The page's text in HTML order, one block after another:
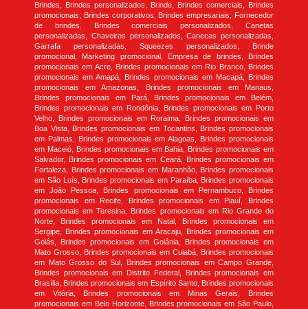
Brindes, Brindes personalizados, Brinde, Brindes comerciais, Brindes
promocionais, Brindes corporativos, Brindes empresariais, Fornecedor
de brindes, Brindes comerciais personalizados, Canetas
personalizadas, Chaveiros personalizados, Canecas personalizadas,
Garrafa personalizadas, Squeezes personalizados, Brinde
promocional, Marketing promocional, Empresa de brindes, Brindes
promocionais em Acre, Brindes promocionais em Rio Branco, Brindes
promocionais em Amapá, Brindes promocionais em Macapá, Brindes
promocionais em Amazonas, Brindes promocionais em Manaus,
Brindes promocionais em Pará, Brindes promocionais em Belém,
Brindes promocionais em Rondônia, Brindes promocionais em Porto
Velho, Brindes promocionais em Roraima, Brindes promocionais em
Boa Vista, Brindes promocionais em Tocantins, Brindes promocionais
em Palmas, Brindes promocionais em Alagoas, Brindes promocionais
em Maceió, Brindes promocionais em Bahia, Brindes promocionais em
Salvador, Brindes promocionais em Ceará, Brindes promocionais em
Fortaleza, Brindes promocionais em Maranhão, Brindes promocionais
em São Luís, Brindes promocionais em Paraíba, Brindes promocionais
em João Pessoa, Brindes promocionais em Pernambuco, Brindes
promocionais em Recife, Brindes promocionais em Piauí, Brindes
promocionais em Teresina, Brindes promocionais em Rio Grande do
Norte, Brindes promocionais em Natal, Brindes promocionais em
Sergipe, Brindes promocionais em Aracaju, Brindes promocionais em
Goiás, Brindes promocionais em Goiânia, Brindes promocionais em
Mato Grosso, Brindes promocionais em Cuiabá, Brindes promocionais
em Mato Grosso do Sul, Brindes promocionais em Campo Grande,
Brindes promocionais em Distrito Federal, Brindes promocionais em
Brasília, Brindes promocionais em Espírito Santo, Brindes promocionais
em Vitória, Brindes promocionais em Minas Gerais, Brindes
promocionais em Belo Horizonte, Brindes promocionais em São Paulo,